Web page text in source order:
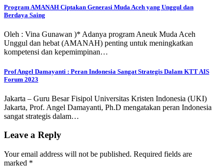
Program AMANAH Ciptakan Generasi Muda Aceh yang Unggul dan
Berdaya Saing
Oleh : Vina Gunawan )* Adanya program Aneuk Muda Aceh
Unggul dan hebat (AMANAH) penting untuk meningkatkan
kompetensi dan kepemimpinan…
Prof Angel Damayanti : Peran Indonesia Sangat Strategis Dalam KTT AIS
Forum 2023
Jakarta – Guru Besar Fisipol Universitas Kristen Indonesia (UKI)
Jakarta, Prof. Angel Damayanti, Ph.D mengatakan peran Indonesia
sangat strategis dalam…
Leave a Reply
Your email address will not be published. Required fields are
marked *